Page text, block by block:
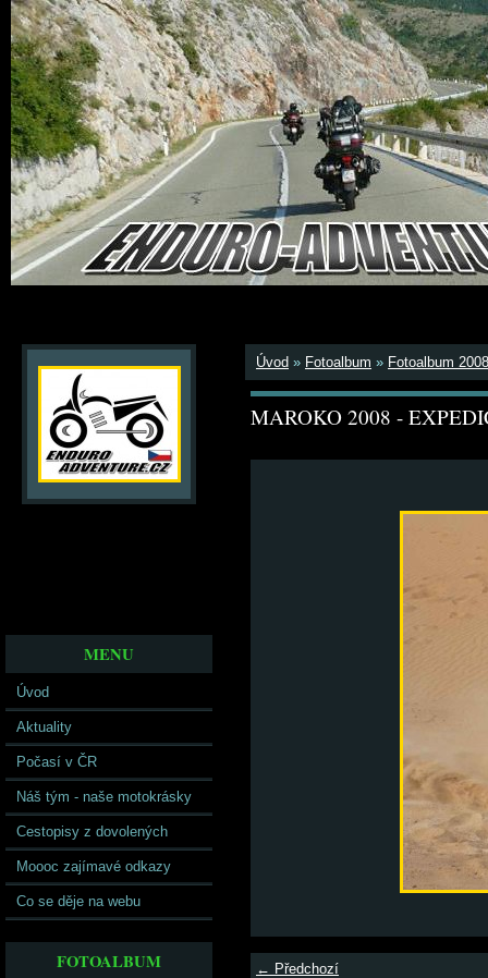
MENU
Úvod
Aktuality
Počasí v ČR
Náš tým - naše motokrásky
Cestopisy z dovolených
Moooc zajímavé odkazy
Co se děje na webu
FOTOALBUM
Úvod » Fotoalbum » Fotoalbum 2008
MAROKO 2008 -
← Předchozí